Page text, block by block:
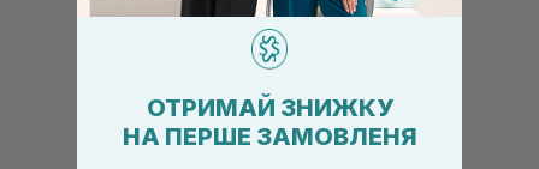
ОТРИМАЙ ЗНИЖКУ
НА ПЕРШЕ ЗАМОВЛЕНЯ